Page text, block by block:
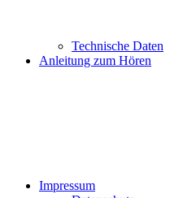
Technische Daten
Anleitung zum Hören
Impressum